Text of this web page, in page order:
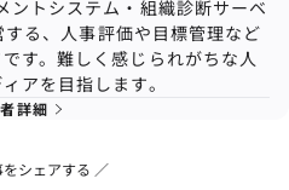
ントシステム・組織診断サーベ
る、人事評価や目標管理など
す。難しく感じられがちな人
アを目指します。
詳細
シェアする ／